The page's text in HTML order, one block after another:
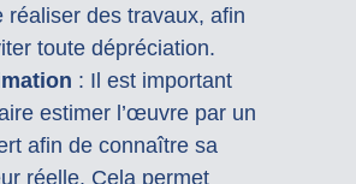
réaliser des travaux, afin
toute dépréciation.
: Il est important
estimer l’œuvre par un
afin de connaître sa
réelle. Cela permet